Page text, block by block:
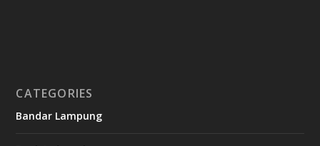
CATEGORIES
Bandar Lampung